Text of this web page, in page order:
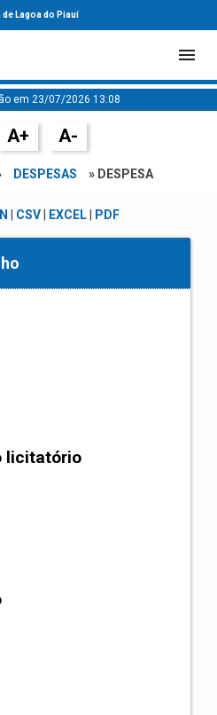
de Lagoa do Piauí
em 23/07/2026 13:08
A+ A-
DESPESAS » DESPESA
CSV| EXCEL| PDF
licitatório